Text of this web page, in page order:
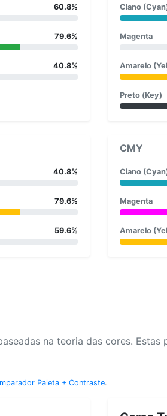
60.8%
79.6%
40.8%
Ciano
Magenta
Amarelo
Preto (Key)
40.8%
79.6%
59.6%
CMY
Ciano
Magenta
Amarelo
na teoria das cores.
Paleta + Contraste.